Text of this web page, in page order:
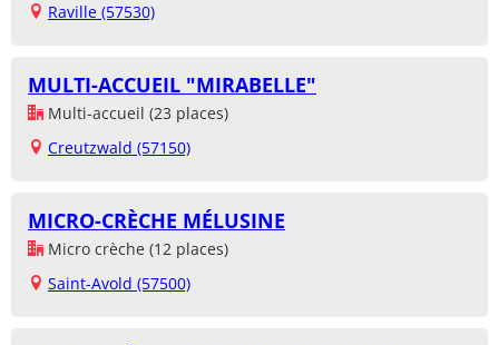
Raville (57530)
MULTI-ACCUEIL "MIRABELLE"
Multi-accueil (23 places)
Creutzwald (57150)
MICRO-CRÈCHE MÉLUSINE
Micro crèche (12 places)
Saint-Avold (57500)